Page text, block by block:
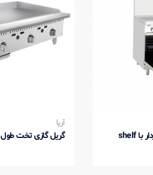
آریا
گریل گازی تخت طول 90 همراه با پیلوت